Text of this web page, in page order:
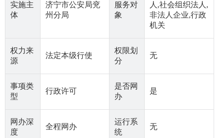
实施主
体
济宁市公安局兖
州分局
服务对
象
人,社会组织法人,
非法人企业,行政
机关
权力来
源
法定本级行使
权限划
分
无
事项类
型
行政许可
是否网
办
是
网办深
度
全程网办
运行系
统
无